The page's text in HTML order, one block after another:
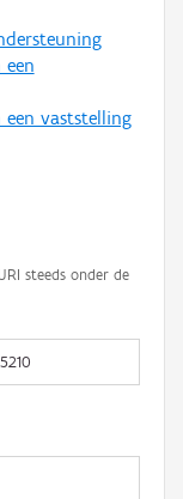
een vaststelling
steeds onder de